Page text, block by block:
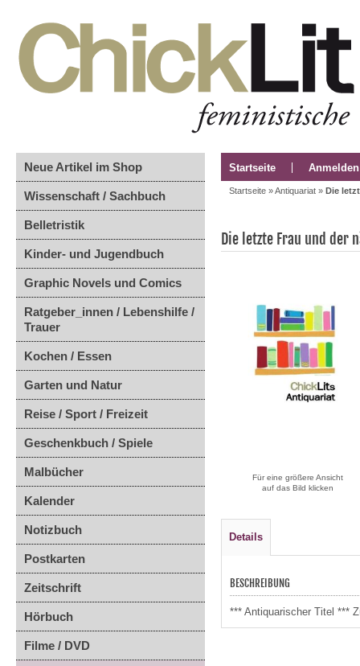
Neue Artikel im Shop
Wissenschaft / Sachbuch
Belletristik
Kinder- und Jugendbuch
Graphic Novels und Comics
Ratgeber_innen / Lebenshilfe /
Trauer
Kochen / Essen
Garten und Natur
Reise / Sport / Freizeit
Geschenkbuch / Spiele
Malbücher
Kalender
Notizbuch
Postkarten
Zeitschrift
Hörbuch
Filme / DVD
Startseite Anmelden
Startseite »Antiquariat » Die
Die letzte Frau und der
Für eine größere Ansicht
auf das Bild klicken
Details
BESCHREIBUNG
*** Antiquarischer Titel ***